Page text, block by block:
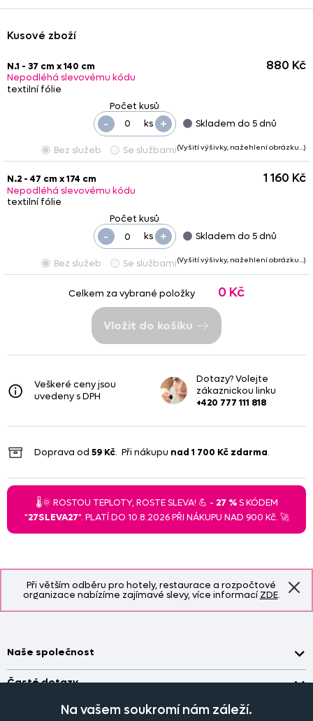
Při větším odběru pro hotely, restaurace a rozpočtové
organizace nabízíme zajímavé slevy, více informacíZDE.
Kusové zboží
N.1 - 37 cm x 140 cm
Nepodléhá slevovému kódu
textilní fólie
ks +
-
880 Kč
Skladem do 5 dnů
Bez služeb Se službami(Vyšití výšivky, nažehlení obrázku…)
N.2 - 47 cm x 174 cm
Nepodléhá slevovému kódu
textilní fólie
ks +
-
1 160 Kč
Skladem do 5 dnů
Bez služeb Se službami(Vyšití výšivky, nažehlení obrázku…)
Celkem za vybrané položky 0 Kč
Vložit do košíku
Veškeré ceny jsou
uvedeny s DPH
Dotazy? Volejte
zákaznickou linku
+420 777 111 818
Doprava od 59 Kč. Při nákupu nad 1 700 Kč zdarma.
🌡️🌞 ROSTOU TEPLOTY, ROSTE SLEVA! 💪 - 27 %S KÓDEM
"27SLEVA27". PLATÍ DO 10.8.2026 PŘI NÁKUPU NAD 900 Kč. 🚀
Naše společnost
Doprava a platba
Časté dotazy
Jak změřit okno pro nákup záclon?
Na vašem soukromí nám záleží.